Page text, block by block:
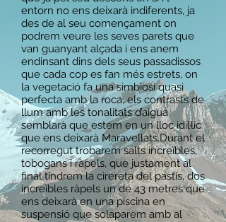
entorn no ens deixarà indiferents, ja
des de al seu començament on
podrem veure les seves parets que
van guanyant alçada i ens anem
endinsant dins dels seus passadissos
que cada cop es fan més estrets, on
la vegetació fa una simbiosi quasi
perfecta amb la roca, els contrasts de
llum amb les tonalitats d’aigua
semblarà que estem en un lloc idíl·lic
que ens deixarà Maravellats.Durant el
recorregut trobarem salts increïbles,
tobogans i ràpels, que justament al
final tindrem la cirereta del pastís, dos
increïbles ràpels un de 43 metres que
ens deixarà en una piscina en
suspensió que solaparem amb al